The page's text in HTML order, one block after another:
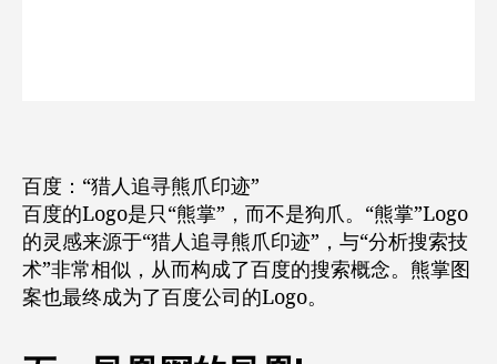
百度：“猎人追寻熊爪印迹”
百度的Logo是只“熊掌”，而不是狗爪。“熊掌”Logo
的灵感来源于“猎人追寻熊爪印迹”，与“分析搜索技
术”非常相似，从而构成了百度的搜索概念。熊掌图
案也最终成为了百度公司的Logo。